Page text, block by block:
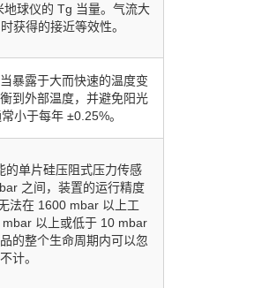
球仪的 Tg 当量。气流大
获得的接近等效性。
暴露于大而快速的温度变
到外部温度，并避免阳光
小于每年 ±0.25%。
的单片硅压阻式压力传感
之间，装置的运行精度
法在 1600 mbar 以上工
以上或低于 10 mbar
的整个生命周期内可以忽
计。